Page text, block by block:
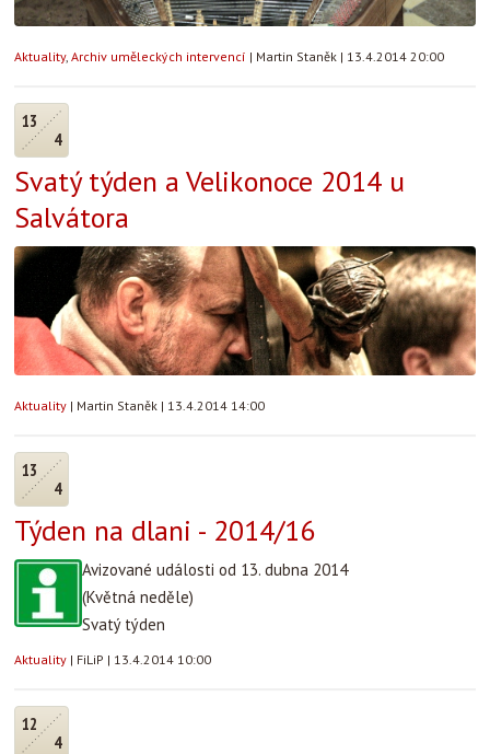
Aktuality, Archiv uměleckých intervencí | Martin Staněk | 13.4.2014 20:00
13
4
Svatý týden a Velikonoce 2014 u
Salvátora
Aktuality | Martin Staněk | 13.4.2014 14:00
13
4
Týden na dlani - 2014/16
Avizované události od 13. dubna 2014
(Květná neděle)
Svatý týden
Aktuality | FiLiP | 13.4.2014 10:00
12
4